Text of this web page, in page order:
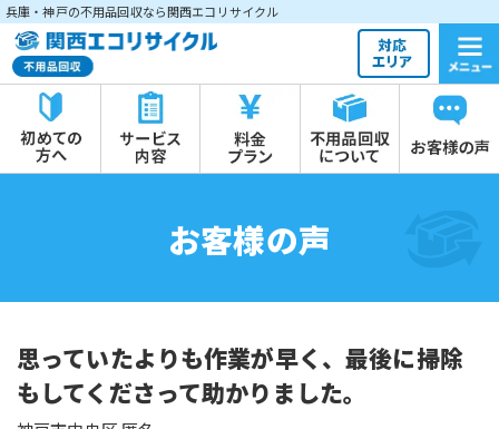
兵庫・神戸の不用品回収なら関西エコリサイクル
お客様の声
思っていたよりも作業が早く、最後に掃除
もしてくださって助かりました。